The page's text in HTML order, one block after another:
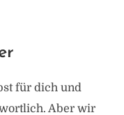
für dich und
Aber wir